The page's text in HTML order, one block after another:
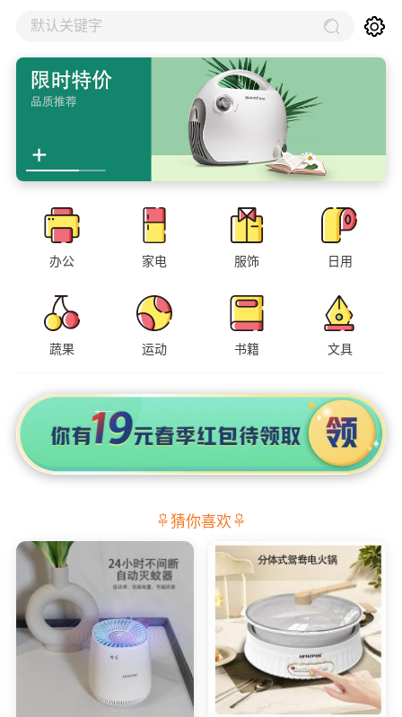
默认关键字
办公 家电 服饰 日用
蔬果 运动 书籍 文具
猜你喜欢